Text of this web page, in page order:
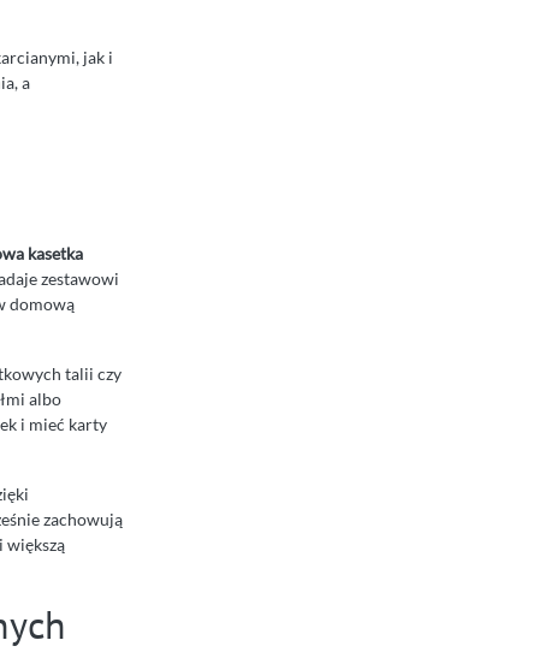
jak i
a
kasetka
zestawowi
domową
talii czy
albo
i mieć karty
zachowują
większą